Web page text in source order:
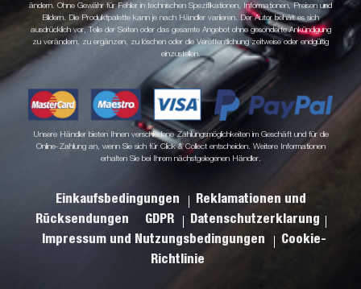
ändern. Ohne Gewähr für Fehler in technischen Spezifikationen, Informationen, Preisen und
Bildern. Die Produktpalette kann je nach Händler variieren. Der Autor behält es sich
ausdrücklich vor, Teile der Seiten oder das gesamte Angebot ohne gesonderte Ankündigung
zu verändern, zu ergänzen, zu löschen oder die Veröffentlichung zeitweise oder endgültig
einzustellen.
Unsere Händler bieten Ihnen verschiedene Zahlungsmöglichkeiten im Geschäft und für die
Online-Zahlung an, wenn Sie sich für Click & Collect entscheiden. Weitere Informationen
erhalten Sie bei Ihrem nächstgelegenen Händler.
Einkaufsbedingungen
Reklamationen und
Rücksendungen
GDPR
Datenschutzerklarung
Impressum und Nutzungsbedingungen
Cookie-
Richtlinie